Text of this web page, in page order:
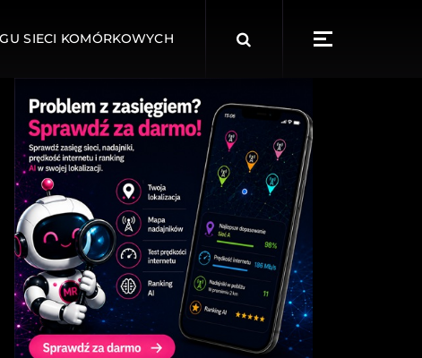
SIECI KOMÓRKOWYCH
for: